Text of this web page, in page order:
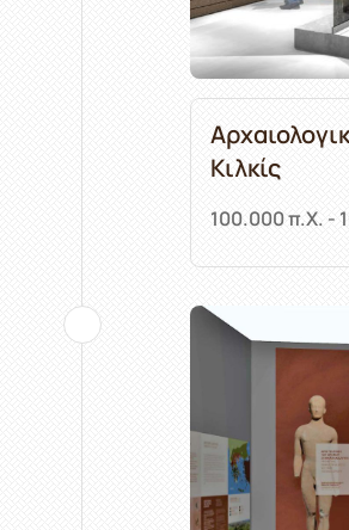
Κιλκίς
100.000 π.Χ. -